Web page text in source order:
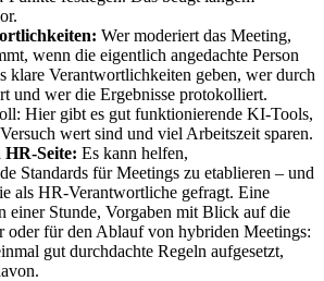
Wer moderiert das Meeting,
wenn die eigentlich angedachte Person
klare Verantwortlichkeiten geben, wer durch
und wer die Ergebnisse protokolliert.
Hier gibt es gut funktionierende KI-Tools,
wert sind und viel Arbeitszeit sparen.
Seite: Es kann helfen,
Standards für Meetings zu etablieren – und
als HR-Verantwortliche gefragt. Eine
einer Stunde, Vorgaben mit Blick auf die
oder für den Ablauf von hybriden Meetings:
gut durchdachte Regeln aufgesetzt,